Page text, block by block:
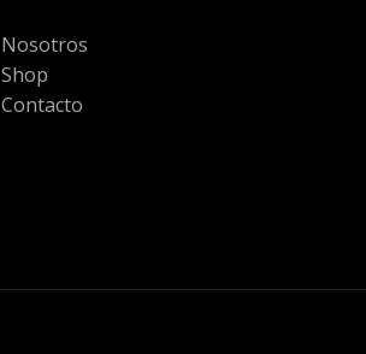
Nosotros
Shop
Contacto